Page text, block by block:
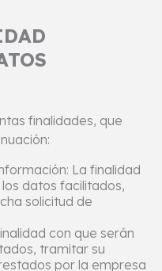
finalidades, que
La finalidad
datos facilitados,
solicitud de
con que serán
tramitar su
por la empresa